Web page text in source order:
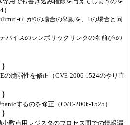
-t）が0の場合の挙動を、1の場合と同
バイスのシンボリックリンクの名前が/の
脆弱性を修正（CVE-2006-1524のやり直
するのを修正（CVE-2006-1525）
数点用レジスタのプロセス間での情報漏